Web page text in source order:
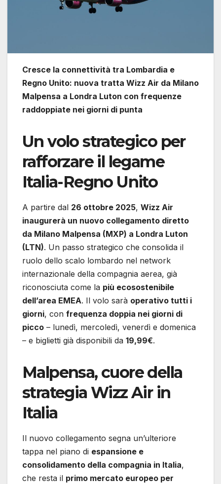
Cresce la connettività tra Lombardia e
Regno Unito: nuova tratta Wizz Air da Milano
Malpensa a Londra Luton con frequenze
raddoppiate nei giorni di punta
Un volo strategico per
rafforzare il legame
Italia-Regno Unito
A partire dal 26 ottobre 2025, Wizz Air
inaugurerà un nuovo collegamento diretto
da Milano Malpensa (MXP) a Londra Luton
(LTN). Un passo strategico che consolida il
ruolo dello scalo lombardo nel network
internazionale della compagnia aerea, già
riconosciuta come la più ecosostenibile
dell’area EMEA. Il volo sarà operativo tutti i
giorni, con frequenza doppia nei giorni di
picco – lunedì, mercoledì, venerdì e domenica
– e biglietti già disponibili da 19,99€.
Malpensa, cuore della
strategia Wizz Air in
Italia
Il nuovo collegamento segna un’ulteriore
tappa nel piano di espansione e
consolidamento della compagnia in Italia,
che resta il primo mercato europeo per